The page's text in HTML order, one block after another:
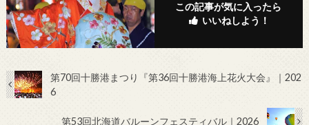
この記事が気に入ったら
いいねしよう！
第70回十勝港まつり『第36回十勝港海上花火大会』｜202
6
第53回北海道バルーンフェスティバル｜2026